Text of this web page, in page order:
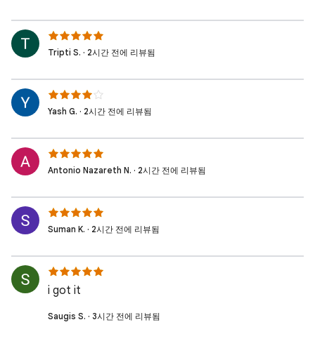
Tripti S. · 2시간 전에 리뷰됨
Yash G. · 2시간 전에 리뷰됨
Antonio Nazareth N. · 2시간 전에 리뷰됨
Suman K. · 2시간 전에 리뷰됨
i got it
Saugis S. · 3시간 전에 리뷰됨